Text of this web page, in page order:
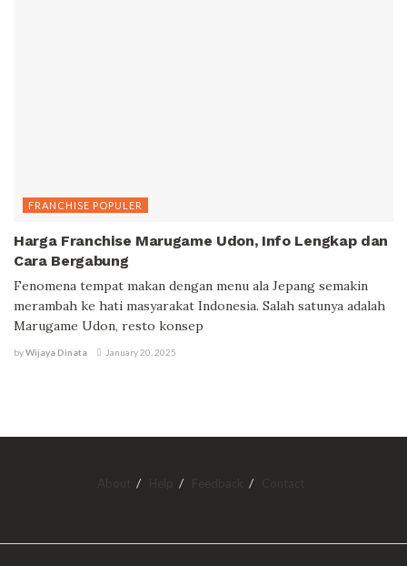
FRANCHISE POPULER
Harga Franchise Marugame Udon, Info Lengkap dan
Cara Bergabung
Fenomena tempat makan dengan menu ala Jepang semakin
merambah ke hati masyarakat Indonesia. Salah satunya adalah
Marugame Udon, resto konsep
byWijaya Dinata January 20, 2025